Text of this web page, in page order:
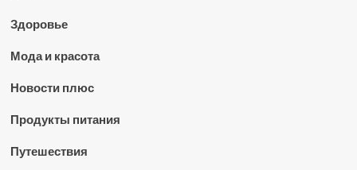
Здоровье
Мода и красота
Новости плюс
Продукты питания
Путешествия